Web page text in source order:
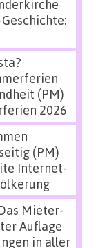
(PM)
2026
(PM)
Internet-
Mieter-
Auflage
in aller